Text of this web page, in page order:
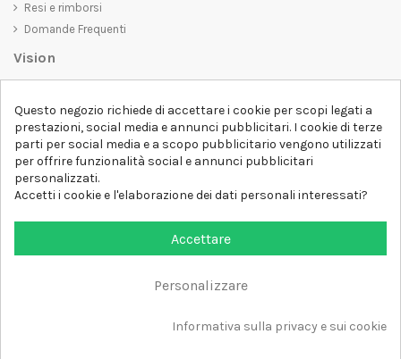
Resi e rimborsi
Domande Frequenti
Vision
belli da vedere, ma che trasmettano anche un messaggio importante.
Che siate alla ricerca di una t-shirt unica e di tendenza, di una felpa
comoda e accogliente o di un accessorio esclusivo,D-SHIRTha
qualcosa per tutti.
Follow us
Questo negozio richiede di accettare i cookie per scopi legati a
prestazioni, social media e annunci pubblicitari. I cookie di terze
parti per social media e a scopo pubblicitario vengono utilizzati
per offrire funzionalità social e annunci pubblicitari
personalizzati.
Accetti i cookie e l'elaborazione dei dati personali interessati?
Accettare
Personalizzare
Informativa sulla privacy e sui cookie